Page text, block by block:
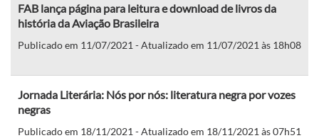
FAB lança página para leitura e download de livros da
história da Aviação Brasileira
Publicado em 11/07/2021 - Atualizado em 11/07/2021 às 18h08
Jornada Literária: Nós por nós: literatura negra por vozes
negras
Publicado em 18/11/2021 - Atualizado em 18/11/2021 às 07h51